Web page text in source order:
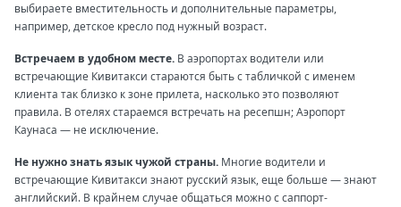
выбираете вместительность и дополнительные параметры,
например, детское кресло под нужный возраст.
Встречаем в удобном месте. В аэропортах водители или
встречающие Кивитакси стараются быть с табличкой с именем
клиента так близко к зоне прилета, насколько это позволяют
правила. В отелях стараемся встречать на ресепшн; Аэропорт
Каунаса — не исключение.
Не нужно знать язык чужой страны. Многие водители и
встречающие Кивитакси знают русский язык, еще больше — знают
английский. В крайнем случае общаться можно с саппорт-